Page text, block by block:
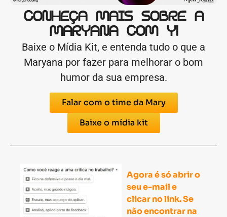
CONHEÇA MAIS SOBRE A
MARYANA COM Y!
Baixe o Mídia Kit, e entenda tudo o que a
Maryana por fazer para melhorar o bom
humor da sua empresa.
Falar com o time da Mary
Baixe o mídia kit
Agora é só abrir o
seu e-mail e
clicar no link. Se
não encontrar na